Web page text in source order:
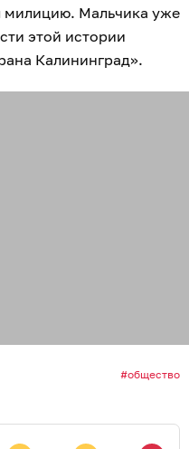
милицию. Мальчика уже
этой истории
Калининград».
общество